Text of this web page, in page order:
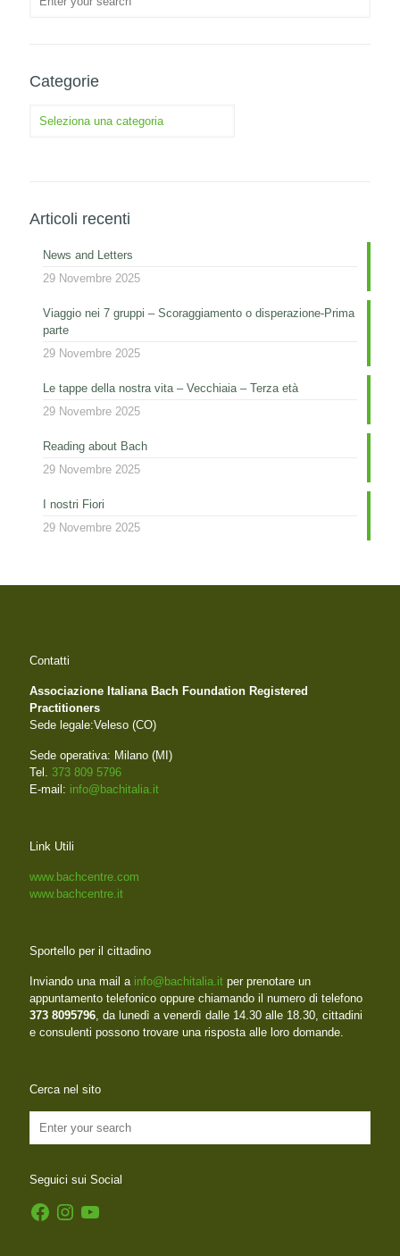
Categorie
Articoli recenti
News and Letters
29 Novembre 2025
Viaggio nei 7 gruppi – Scoraggiamento o disperazione-Prima
parte
29 Novembre 2025
Le tappe della nostra vita – Vecchiaia – Terza età
29 Novembre 2025
Reading about Bach
29 Novembre 2025
I nostri Fiori
29 Novembre 2025
Contatti
Associazione Italiana Bach Foundation Registered
Practitioners
Sede legale:Veleso (CO)
Sede operativa: Milano (MI)
Tel. 373 809 5796
E-mail: info@bachitalia.it
Link Utili
www.bachcentre.com
www.bachcentre.it
Sportello per il cittadino
Inviando una mail a info@bachitalia.it per prenotare un
appuntamento telefonico oppure chiamando il numero di telefono
373 8095796, da lunedì a venerdì dalle 14.30 alle 18.30, cittadini
e consulenti possono trovare una risposta alle loro domande.
Cerca nel sito
Seguici sui Social
FacebookInstagramYouTube